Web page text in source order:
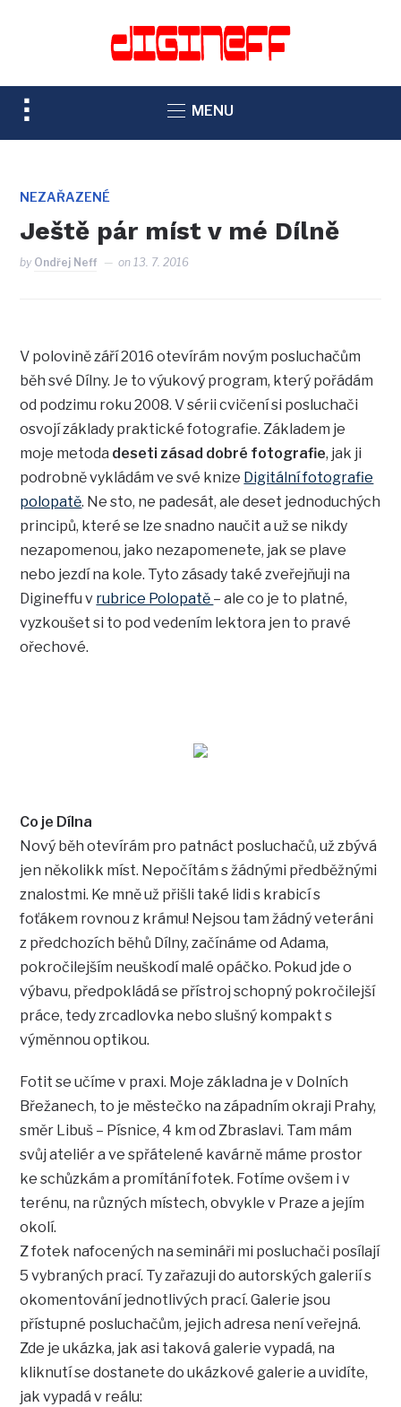
TOGGLE
SIDEBAR
NAVIGATION
MENU
NEZAŘAZENÉ
Ještě pár míst v mé Dílně
by Ondřej Neff on13. 7. 2016
V polovině září 2016 otevírám novým posluchačům
běh své Dílny. Je to výukový program, který pořádám
od podzimu roku 2008. V sérii cvičení si posluchači
osvojí základy praktické fotografie. Základem je
moje metoda deseti zásad dobré fotografie, jak ji
podrobně vykládám ve své knize Digitální fotografie
polopatě. Ne sto, ne padesát, ale deset jednoduchých
principů, které se lze snadno naučit a už se nikdy
nezapomenou, jako nezapomenete, jak se plave
nebo jezdí na kole. Tyto zásady také zveřejňuji na
Digineffu v rubrice Polopatě – ale co je to platné,
vyzkoušet si to pod vedením lektora jen to pravé
ořechové.
Co je Dílna
Nový běh otevírám pro patnáct posluchačů, už zbývá
jen několikk míst. Nepočítám s žádnými předběžnými
znalostmi. Ke mně už přišli také lidi s krabicí s
foťákem rovnou z krámu! Nejsou tam žádný veteráni
z předchozích běhů Dílny, začínáme od Adama,
pokročilejším neuškodí malé opáčko. Pokud jde o
výbavu, předpokládá se přístroj schopný pokročilejší
práce, tedy zrcadlovka nebo slušný kompakt s
výměnnou optikou.
Fotit se učíme v praxi. Moje základna je v Dolních
Břežanech, to je městečko na západním okraji Prahy,
směr Libuš – Písnice, 4 km od Zbraslavi. Tam mám
svůj ateliér a ve spřátelené kavárně máme prostor
ke schůzkám a promítání fotek. Fotíme ovšem i v
terénu, na různých místech, obvykle v Praze a jejím
okolí.
Z fotek nafocených na semináři mi posluchači posílají
5 vybraných prací. Ty zařazuji do autorských galerií s
okomentování jednotlivých prací. Galerie jsou
přístupné posluchačům, jejich adresa není veřejná.
Zde je ukázka, jak asi taková galerie vypadá, na
kliknutí se dostanete do ukázkové galerie a uvidíte,
jak vypadá v reálu: